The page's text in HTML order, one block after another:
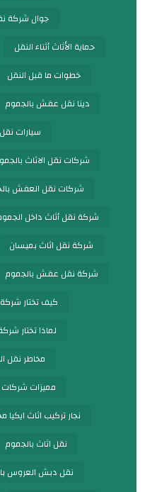
جوال شركة
حماية الأثاث أثناء النقل
خطوات ما قبل النقل
دينا نقل عفش بالجموم
سيارات
شركات نقل الاثاث
شركات نقل العفش
شركة نقل أثاث داخل
شركة نقل اثاث بميسان
شركة نقل عفش بالجموم
كيف تختار
لماذا تختار
مخاطر نقل
مميزات شركات
نجار تركيب اثاث ايكيا
نقل اثاث بالجموم
نقل دبش العروس